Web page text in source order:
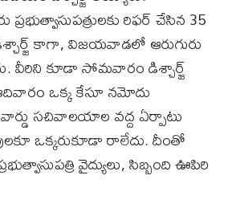
రిఫర్‌ చేసిన 35
కాగా, విజయవాడలో ఆరుగురు
వీరిని కూడా సోమవారం డిశ్చార్జ్‌
ఒక్క కేసూ నమోదు
సచివాలయాల వద్ద ఏర్పాటు
ఒక్కరుకూడా రాలేదు. దీంతో
వైద్యులు, సిబ్బంది ఊపిరి